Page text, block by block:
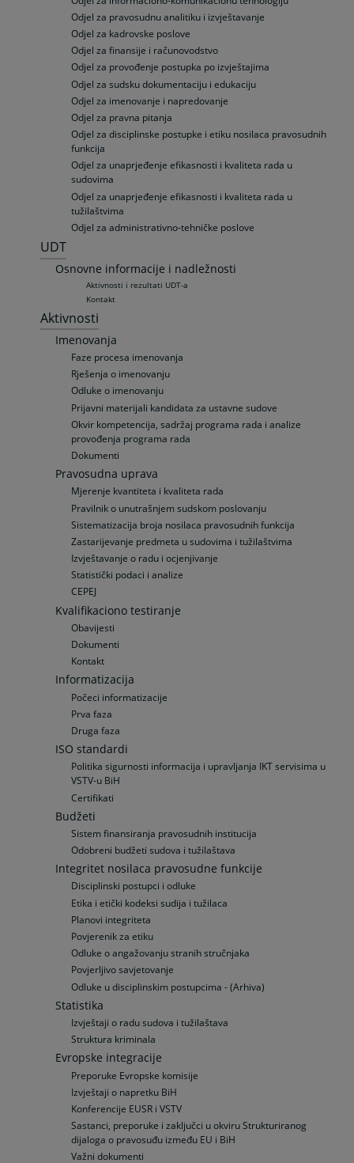
Odjel za pravosudnu analitiku i izvještavanje
Odjel za kadrovske poslove
Odjel za finansije i računovodstvo
Odjel za provođenje postupka po izvještajima
Odjel za sudsku dokumentaciju i edukaciju
Odjel za imenovanje i napredovanje
Odjel za pravna pitanja
Odjel za disciplinske postupke i etiku nosilaca pravosudnih
funkcija
Odjel za unaprjeđenje efikasnosti i kvaliteta rada u
sudovima
Odjel za unaprjeđenje efikasnosti i kvaliteta rada u
tužilaštvima
Odjel za administrativno-tehničke poslove
UDT
Osnovne informacije i nadležnosti
Aktivnosti i rezultati UDT-a
Kontakt
Aktivnosti
Imenovanja
Faze procesa imenovanja
Rješenja o imenovanju
Odluke o imenovanju
Prijavni materijali kandidata za ustavne sudove
Okvir kompetencija, sadržaj programa rada i analize
provođenja programa rada
Dokumenti
Pravosudna uprava
Mjerenje kvantiteta i kvaliteta rada
Pravilnik o unutrašnjem sudskom poslovanju
Sistematizacija broja nosilaca pravosudnih funkcija
Zastarijevanje predmeta u sudovima i tužilaštvima
Izvještavanje o radu i ocjenjivanje
Statistički podaci i analize
CEPEJ
Kvalifikaciono testiranje
Obavijesti
Dokumenti
Kontakt
Informatizacija
Počeci informatizacije
Prva faza
Druga faza
ISO standardi
Politika sigurnosti informacija i upravljanja IKT servisima u
VSTV-u BiH
Certifikati
Budžeti
Sistem finansiranja pravosudnih institucija
Odobreni budžeti sudova i tužilaštava
Integritet nosilaca pravosudne funkcije
Disciplinski postupci i odluke
Etika i etički kodeksi sudija i tužilaca
Planovi integriteta
Povjerenik za etiku
Odluke o angažovanju stranih stručnjaka
Povjerljivo savjetovanje
Odluke u disciplinskim postupcima - (Arhiva)
Statistika
Izvještaji o radu sudova i tužilaštava
Struktura kriminala
Evropske integracije
Preporuke Evropske komisije
Izvještaji o napretku BiH
Konferencije EUSR i VSTV
Sastanci, preporuke i zaključci u okviru Strukturiranog
dijaloga o pravosuđu između EU i BiH
Važni dokumenti